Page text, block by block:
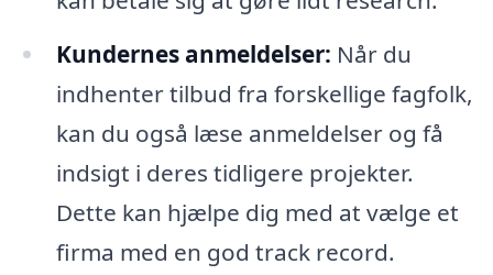
Kundernes anmeldelser: Når du
indhenter tilbud fra forskellige fagfolk,
kan du også læse anmeldelser og få
indsigt i deres tidligere projekter.
Dette kan hjælpe dig med at vælge et
firma med en god track record.